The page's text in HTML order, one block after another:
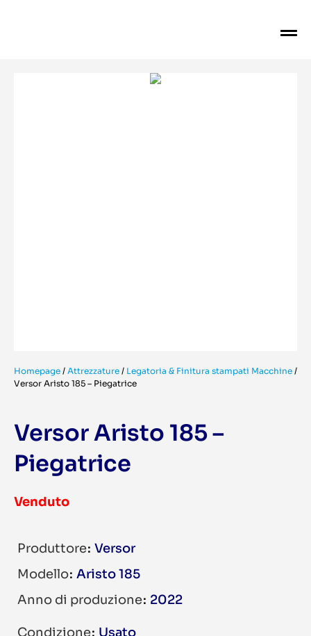
Homepage / Attrezzature / Legatoria & Finitura stampati Macchine /
Versor Aristo 185 – Piegatrice
Versor Aristo 185 –
Piegatrice
Venduto
Produttore Versor
Modello Aristo 185
Anno di produzione 2022
Condizione Usato